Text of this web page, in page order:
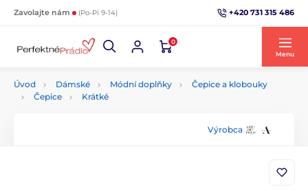
Zavolajte nám (Po-Pi 9-14) +420 731 315 486
0
Menu
Úvod Dámské Módní doplňky
Čepice a klobouky
Čepice
Krátké
Výrobca